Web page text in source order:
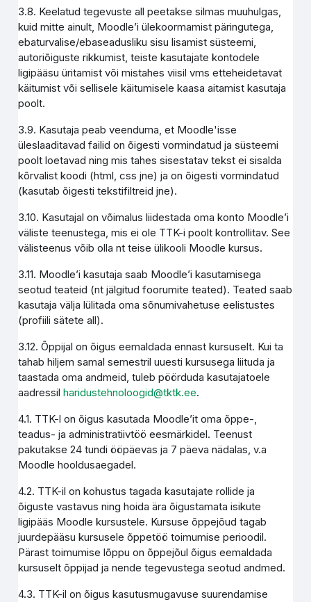
3.8. Keelatud tegevuste all peetakse silmas muuhulgas,
kuid mitte ainult, Moodle’i ülekoormamist päringutega,
ebaturvalise/ebaseadusliku sisu lisamist süsteemi,
autoriõiguste rikkumist, teiste kasutajate kontodele
ligipääsu üritamist või mistahes viisil vms etteheidetavat
käitumist või sellisele käitumisele kaasa aitamist kasutaja
poolt.
3.9. Kasutaja peab veenduma, et Moodle'isse
üleslaaditavad failid on õigesti vormindatud ja süsteemi
poolt loetavad ning mis tahes sisestatav tekst ei sisalda
kõrvalist koodi (html, css jne) ja on õigesti vormindatud
(kasutab õigesti tekstifiltreid jne).
3.10. Kasutajal on võimalus liidestada oma konto Moodle’i
väliste teenustega, mis ei ole TTK-i poolt kontrollitav. See
välisteenus võib olla nt teise ülikooli Moodle kursus.
3.11. Moodle’i kasutaja saab Moodle’i kasutamisega
seotud teateid (nt jälgitud foorumite teated). Teated saab
kasutaja välja lülitada oma sõnumivahetuse eelistustes
(profiili sätete all).
3.12. Õppijal on õigus eemaldada ennast kursuselt. Kui ta
tahab hiljem samal semestril uuesti kursusega liituda ja
taastada oma andmeid, tuleb pöörduda kasutajatoele
aadressilharidustehnoloogid@tktk.ee.
4.1. TTK-l on õigus kasutada Moodle’it oma õppe-,
teadus- ja administratiivtöö eesmärkidel. Teenust
pakutakse 24 tundi ööpäevas ja 7 päeva nädalas, v.a
Moodle hooldusaegadel.
4.2. TTK-il on kohustus tagada kasutajate rollide ja
õiguste vastavus ning hoida ära õigustamata isikute
ligipääs Moodle kursustele. Kursuse õppejõud tagab
juurdepääsu kursusele õppetöö toimumise perioodil.
Pärast toimumise lõppu on õppejõul õigus eemaldada
kursuselt õppijad ja nende tegevustega seotud andmed.
4.3. TTK-il on õigus kasutusmugavuse suurendamise